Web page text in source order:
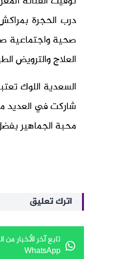
درب الحجرة
صحية واجتماعية
العلاج والترويض
السعدية اللوك
شاركت في العديد
محبة الجماهير
اترك تعليق
WhatsApp